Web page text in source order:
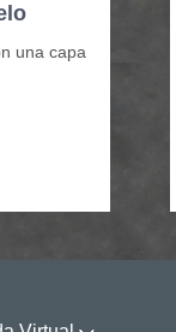
una capa